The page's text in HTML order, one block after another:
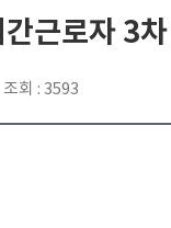
근로자 3
조회 : 3593